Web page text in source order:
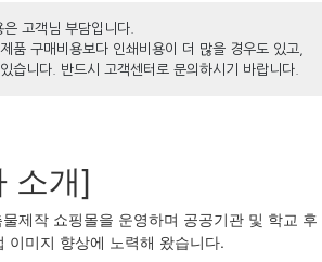
고객님 부담입니다.
품 구매비용보다 인쇄비용이 더 많을 경우도 있고,
습니다. 반드시 고객센터로 문의하시기 바랍니다.
소개]
제작 쇼핑몰을 운영하며 공공기관 및 학교 후
이미지 향상에 노력해 왔습니다.